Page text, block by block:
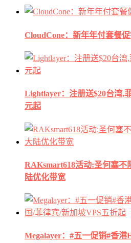
CloudCone：新年年付套餐
Lightlayer：注册送$20台湾,
元起
RAKsmart618活动:圣何塞不
陆优化带宽
Megalayer：#五一促销#香港